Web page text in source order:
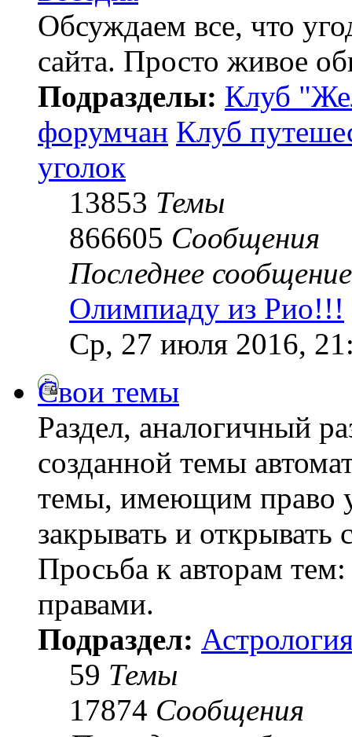
Обсуждаем все, что
сайта. Просто живое
Подразделы: Клуб
форумчан Клуб
уголок
13853 Темы
866605 Сообщения
Последнее сообщение
Олимпиаду из Рио!!!
Ср, 27 июля 2016,
Свои темы
Раздел, аналогичный
созданной темы
темы, имеющим право
закрывать и открывать
Просьба к авторам
правами.
Подраздел:
59 Темы
17874 Сообщения